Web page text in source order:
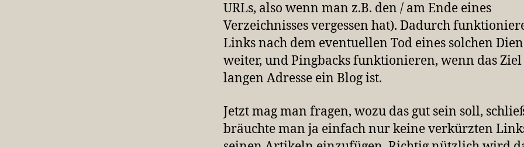
URLs, also wenn man z.B. den / am Ende eines
Verzeichnisses vergessen hat). Dadurch
Links nach dem eventuellen Tod eines solchen
weiter, und Pingbacks funktionieren, wenn das
langen Adresse ein Blog ist.
Jetzt mag man fragen, wozu das gut sein soll,
bräuchte man ja einfach nur keine verkürzten